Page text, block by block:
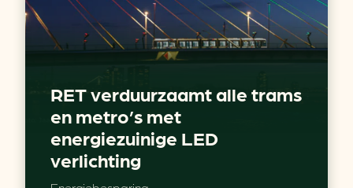
RET verduurzaamt alle trams
en metro’s met
energiezuinige LED
verlichting